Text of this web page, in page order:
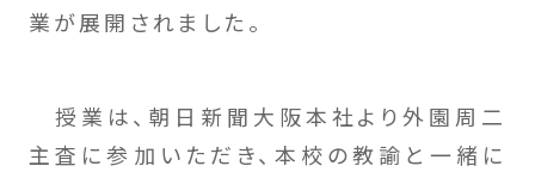
業が展開されました。
授業は、朝日新聞大阪本社より外園周二
主査に参加いただき、本校の教諭と一緒に